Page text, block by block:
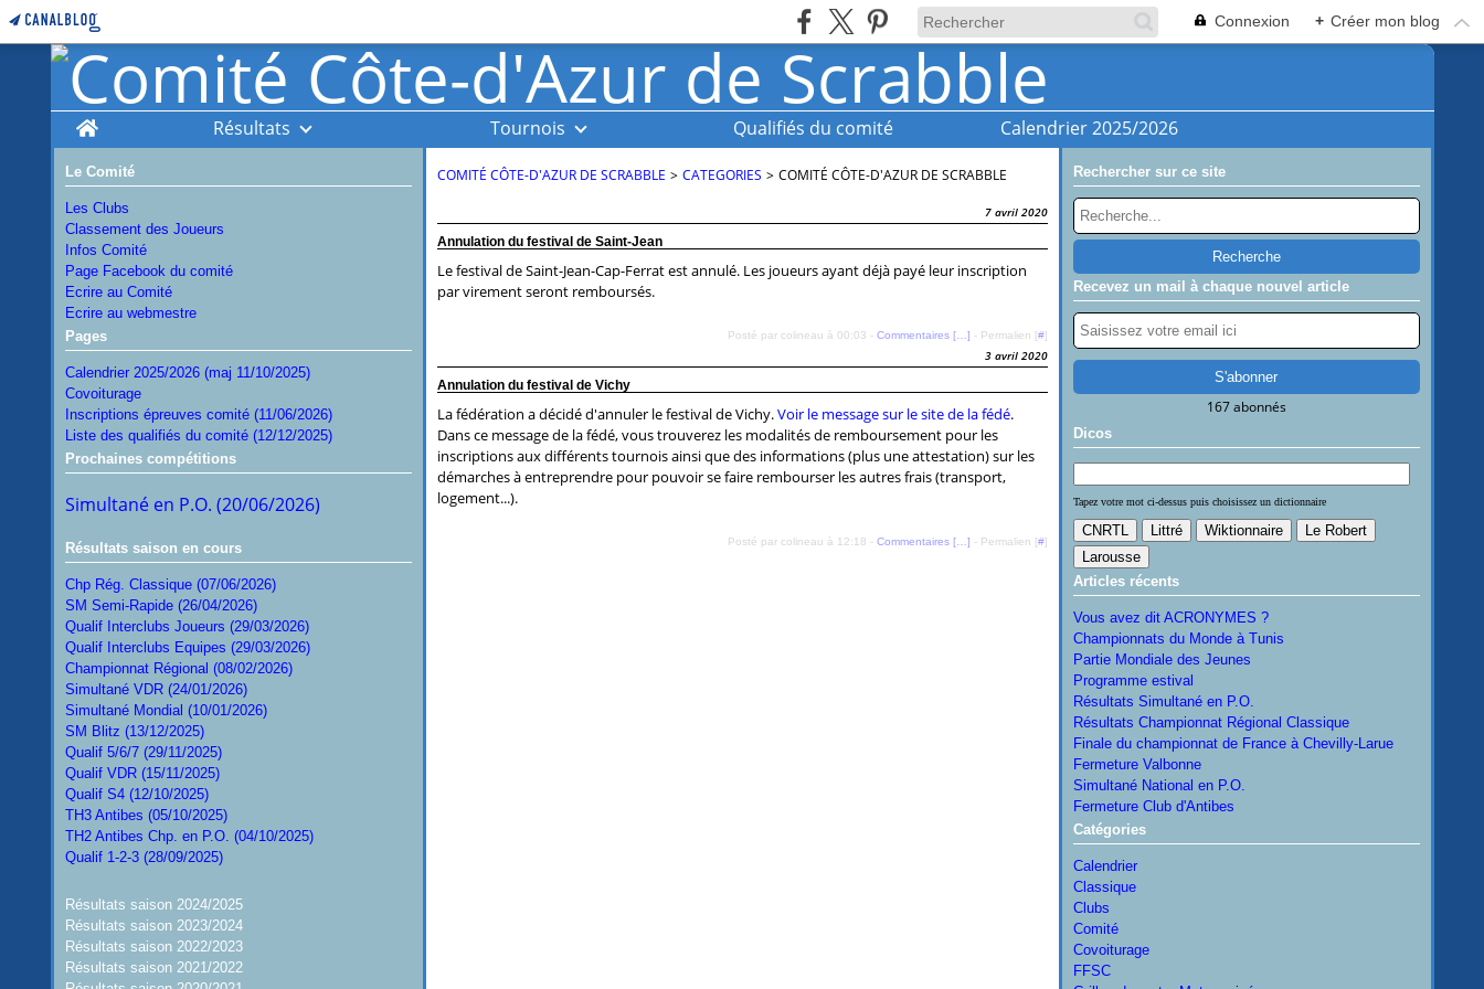
Connexion + Créer mon blog
Home Résultats Tournois Qualifiés du comité Calendrier 2025/2026
Le Comité
Les Clubs
Classement des Joueurs
Infos Comité
Page Facebook du comité
Ecrire au Comité
Ecrire au webmestre
Pages
Calendrier 2025/2026 (maj 11/10/2025)
Covoiturage
Inscriptions épreuves comité (11/06/2026)
Liste des qualifiés du comité (12/12/2025)
Prochaines compétitions
Simultané en P.O. (20/06/2026)
Résultats saison en cours
Chp Rég. Classique (07/06/2026)
SM Semi-Rapide (26/04/2026)
Qualif Interclubs Joueurs (29/03/2026)
Qualif Interclubs Equipes (29/03/2026)
Championnat Régional (08/02/2026)
Simultané VDR (24/01/2026)
Simultané Mondial (10/01/2026)
SM Blitz (13/12/2025)
Qualif 5/6/7 (29/11/2025)
Qualif VDR (15/11/2025)
Qualif S4 (12/10/2025)
TH3 Antibes (05/10/2025)
TH2 Antibes Chp. en P.O. (04/10/2025)
Qualif 1-2-3 (28/09/2025)
Résultats saison 2024/2025
Résultats saison 2023/2024
Résultats saison 2022/2023
Résultats saison 2021/2022
COMITÉ CÔTE-D'AZUR DE SCRABBLE > CATEGORIES > COMITÉ CÔTE-D'AZUR DE SCRABBLE
7 avril 2020
Annulation du festival de Saint-Jean
Le festival de Saint-Jean-Cap-Ferrat est annulé. Les joueurs ayant déjà payé leur inscription
par virement seront remboursés.
Posté par colineau à 00:03 - Commentaires [… ] - Permalien [#]
3 avril 2020
Annulation du festival de Vichy
La fédération a décidé d'annuler le festival de Vichy.Voir le message sur le site de la fédé.
Dans ce message de la fédé, vous trouverez les modalités de remboursement pour les
inscriptions aux différents tournois ainsi que des informations (plus une attestation) sur les
démarches à entreprendre pour pouvoir se faire rembourser les autres frais (transport,
logement...).
Posté par colineau à 12:18 - Commentaires [… ] - Permalien [#]
Rechercher sur ce site
Recevez un mail à chaque nouvel article
167 abonnés
Dicos
Tapez votre mot ci-dessus puis choisissez un dictionnaire
Articles récents
Vous avez dit ACRONYMES ?
Championnats du Monde à Tunis
Partie Mondiale des Jeunes
Programme estival
Résultats Simultané en P.O.
Résultats Championnat Régional Classique
Finale du championnat de France à Chevilly-Larue
Fermeture Valbonne
Simultané National en P.O.
Fermeture Club d'Antibes
Catégories
Calendrier
Classique
Clubs
Comité
Covoiturage
FFSC